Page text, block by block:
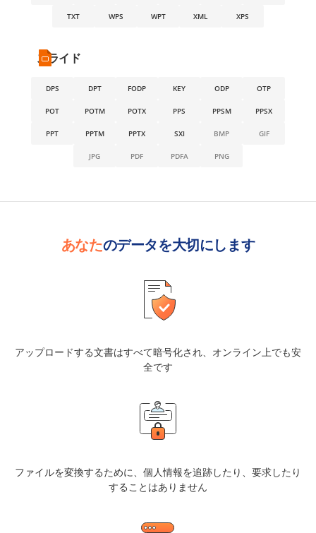
TXT WPS WPT XML XPS
スライド
DPS DPT FODP KEY ODP OTP
POT POTM POTX PPS PPSM PPSX
PPT PPTM PPTX SXI BMP GIF
JPG PDF PDFA PNG
あなたのデータを大切にします
アップロードする文書はすべて暗号化され、オンライン上でも安
全です
ファイルを変換するために、個人情報を追跡したり、要求したり
することはありません